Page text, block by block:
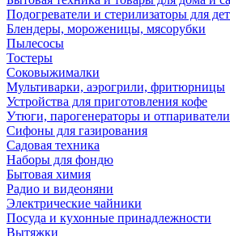
Подогреватели и стерилизаторы для
Блендеры, мороженицы, мясорубки
Пылесосы
Тостеры
Соковыжималки
Мультиварки, аэрогрили, фритюрницы
Устройства для приготовления кофе
Утюги, парогенераторы и отпариватели
Сифоны для газирования
Садовая техника
Наборы для фондю
Бытовая химия
Радио и видеоняни
Электрические чайники
Посуда и кухонные принадлежности
Вытяжки